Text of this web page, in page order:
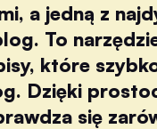
a jedną z
To
które
Dzięki
się